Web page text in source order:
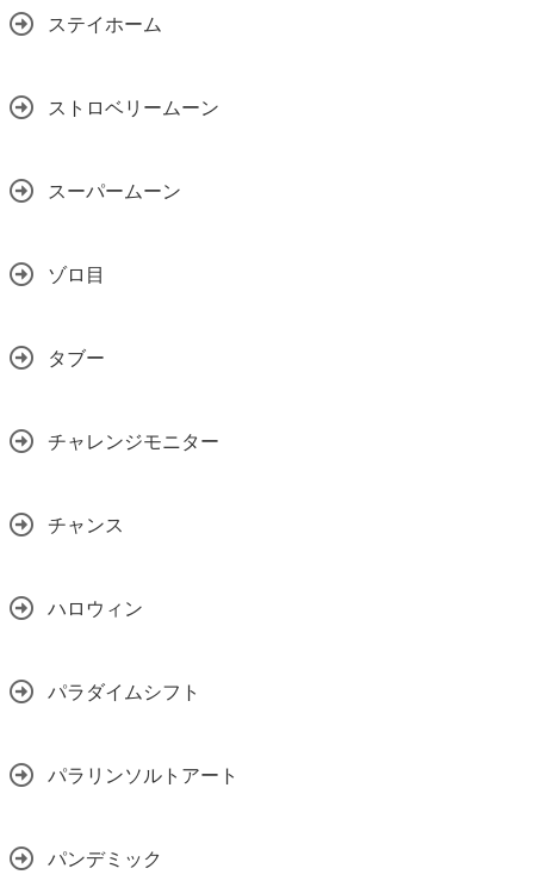
ステイホーム
ストロベリームーン
スーパームーン
ゾロ目
タブー
チャレンジモニター
チャンス
ハロウィン
パラダイムシフト
パラリンソルトアート
パンデミック